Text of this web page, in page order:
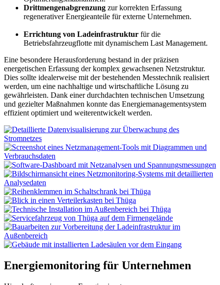
Drittmengenabgrenzung zur korrekten Erfassung
regenerativer Energieanteile für externe Unternehmen.
Errichtung von Ladeinfrastruktur für die
Betriebsfahrzeugflotte mit dynamischem Last Management.
Eine besondere Herausforderung bestand in der präzisen
energetischen Erfassung der komplex gewachsenen Netzstruktur.
Dies sollte idealerweise mit der bestehenden Messtechnik realisiert
werden, um eine nachhaltige und wirtschaftliche Lösung zu
gewährleisten. Dank einer durchdachten technischen Umsetzung
und gezielter Maßnahmen konnte das Energiemanagementsystem
effizient optimiert und weiterentwickelt werden.
Energiemonitoring für Unternehmen